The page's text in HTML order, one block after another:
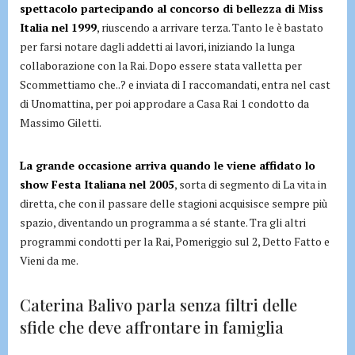
spettacolo partecipando al concorso di bellezza di Miss
Italia nel 1999, riuscendo a arrivare terza. Tanto le è bastato
per farsi notare dagli addetti ai lavori, iniziando la lunga
collaborazione con la Rai. Dopo essere stata valletta per
Scommettiamo che..? e inviata di I raccomandati, entra nel cast
di Unomattina, per poi approdare a Casa Rai 1 condotto da
Massimo Giletti.
La grande occasione arriva quando le viene affidato lo
show Festa Italiana nel 2005, sorta di segmento di La vita in
diretta, che con il passare delle stagioni acquisisce sempre più
spazio, diventando un programma a sé stante. Tra gli altri
programmi condotti per la Rai, Pomeriggio sul 2, Detto Fatto e
Vieni da me.
Caterina Balivo parla senza filtri delle
sfide che deve affrontare in famiglia